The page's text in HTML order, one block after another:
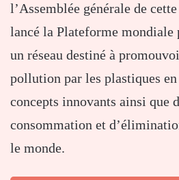
l’Assemblée générale de
lancé la Plateforme mondiale
un réseau destiné à
pollution par les plastiques
concepts innovants ainsi que
consommation et
le monde.